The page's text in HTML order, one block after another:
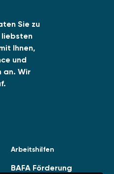
Sie zu
liebsten
Ihnen,
und
an. Wir
Arbeitshilfen
BAFA Förderung